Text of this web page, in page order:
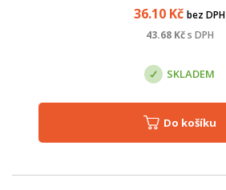
36.10 Kč bez DPH
43.68Kč s DPH
SKLADEM
Do košíku